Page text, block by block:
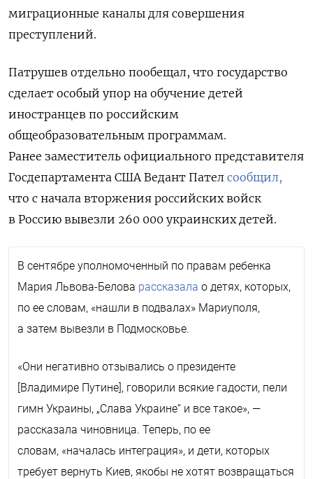
миграционные каналы для совершения
преступлений.
Патрушев отдельно пообещал, что государство
сделает особый упор на обучение детей
иностранцев по российским
общеобразовательным программам.
Ранее заместитель официального представителя
Госдепартамента США Ведант Пател сообщил,
что с начала вторжения российских войск
в Россию вывезли 260 000 украинских детей.
В сентябре уполномоченный по правам ребенка
Мария Львова-Белова рассказала о детях, которых,
по ее словам, «нашли в подвалах» Мариуполя,
а затем вывезли в Подмосковье.
«Они негативно отзывались о президенте
[Владимире Путине], говорили всякие гадости, пели
гимн Украины, „Слава Украине“ и все такое», —
рассказала чиновница. Теперь, по ее
словам, «началась интеграция», и дети, которых
требует вернуть Киев, якобы не хотят возвращаться